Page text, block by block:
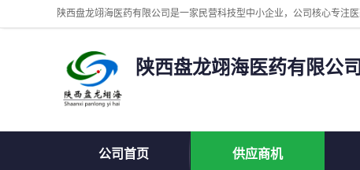
陕西盘龙翊海医药有限公司
公司首页 供应商机